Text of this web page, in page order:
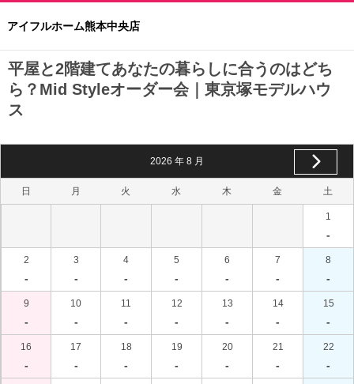
アイフルホーム熊本中央店
平屋と2階建てあなたの暮らしに合うのはどち
ら？Mid Styleオーダー会｜東京塚モデルハウ
ス
2026 年 8 月
日 月 火 水 木 金 土
1
-
2
-
3
-
4
-
5
-
6
-
7
-
8
-
9
-
10
-
11
-
12
-
13
-
14
-
15
-
16
-
17
-
18
-
19
-
20
-
21
-
22
-